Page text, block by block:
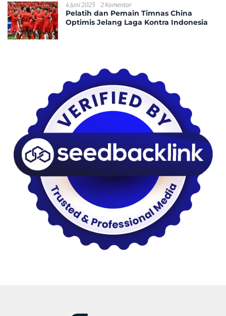
4 Juni 2025 2 Komentar
Pelatih dan Pemain Timnas China
Optimis Jelang Laga Kontra Indonesia